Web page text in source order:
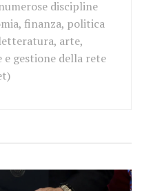
discipline
finanza, politica
arte,
gestione della rete